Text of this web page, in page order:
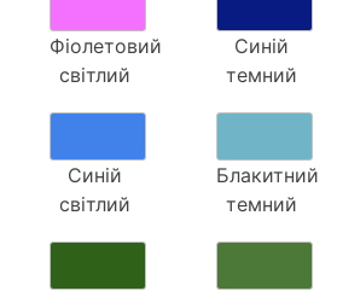
Фіолетовий
світлий
Синій
темний
Синій
світлий
Блакитний
темний